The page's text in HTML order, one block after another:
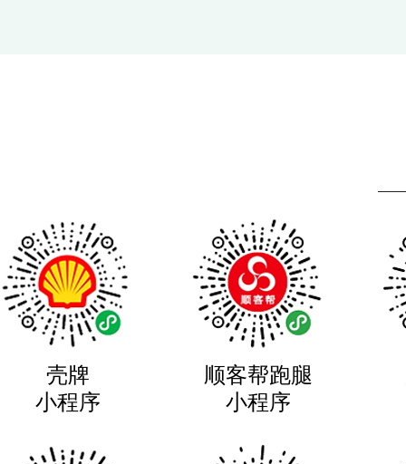
壳牌
小程序
顺客帮跑腿
小程序